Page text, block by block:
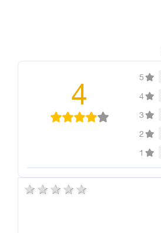
5
4
3
2
1
4
5 stars 4 stars 3 stars 2 stars 1 star